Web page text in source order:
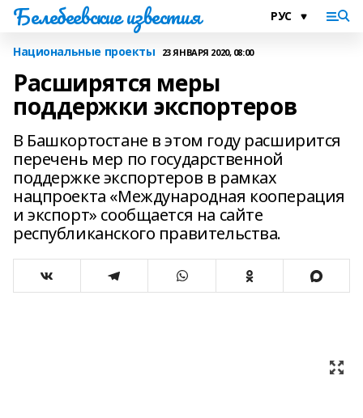
Белебеевские известия
Национальные проекты 23 ЯНВАРЯ 2020, 08:00
Расширятся меры
поддержки экспортеров
В Башкортостане в этом году расширится
перечень мер по государственной
поддержке экспортеров в рамках
нацпроекта «Международная кооперация
и экспорт» сообщается на сайте
республиканского правительства.